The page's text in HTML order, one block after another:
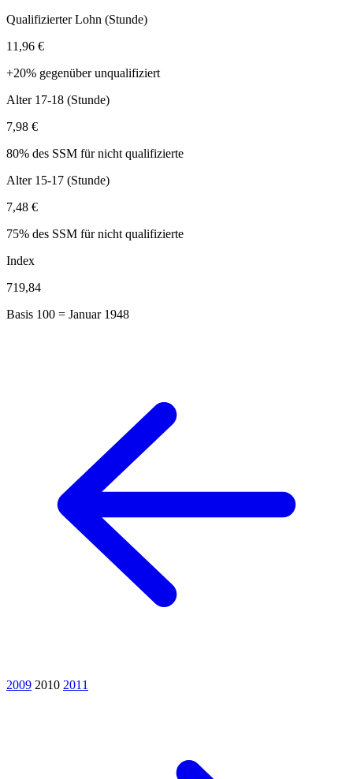
Qualifizierter Lohn (Stunde)
11,96 €
+20% gegenüber unqualifiziert
Alter 17-18 (Stunde)
7,98 €
80% des SSM für nicht qualifizierte
Alter 15-17 (Stunde)
7,48 €
75% des SSM für nicht qualifizierte
Index
719,84
Basis 100 = Januar 1948
2009 2010 2011